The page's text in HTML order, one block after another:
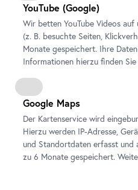
Kontakt
YouTube (Google)
Wir betten YouTube Videos auf
(z. B. besuchte Seiten,
Monate gespeichert. Ihre
Informationen hierzu finden
Google Maps
Der Kartenservice wird
Hierzu werden IP-Adresse,
und Standortdaten erfasst und
zu 6 Monate gespeichert.